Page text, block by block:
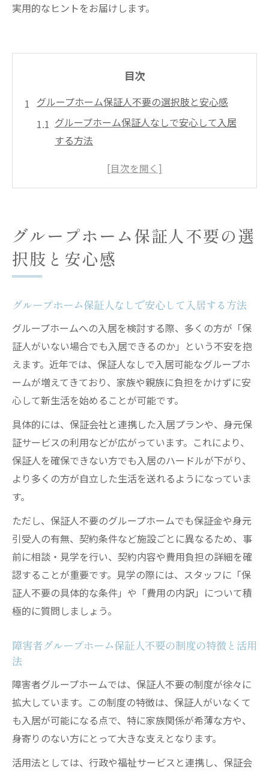
実用的なヒントをお届けします。
目次
グループホーム保証人不要の選択肢と安心感
グループホーム保証人なしで安心して入居
する方法
障害者グループホーム保証人不要の制度の
特徴と活用法
保証会社利用でグループホーム入居を実現
するコツ
身元保証や連帯保証人の負担を減らす工夫
グループホームの身元保証負担を減らす具
体的対策
連帯保証人負担軽減を目指すグループホー
ムの選び方
メリット
保証会社利用による身元保証の負担削減術
保証人不要グループホーム活用で家族の安
障害者グループホーム保証人に関するよく
ある質問
グループホーム保証で不安を解決するため
のポイント
精神障害者ホーム入居時保証人不要の実情
障害者グループホーム身元保証人の役割と
老人ホーム保証とグループホーム保証の違
いとは
保証会社と保証金の仕組みを知りリスク回避
グループホーム保証会社利用の流れと注意
点
グループホーム保証人不要の選
択肢と安心感
グループホーム保証人なしで安心して入居する方法
グループホームへの入居を検討する際、多くの方が「保
証人がいない場合でも入居できるのか」という不安を抱
えます。近年では、保証人なしで入居可能なグループホ
ームが増えてきており、家族や親族に負担をかけずに安
心して新生活を始めることが可能です。
具体的には、保証会社と連携した入居プランや、身元保
証サービスの利用などが広がっています。これにより、
保証人を確保できない方でも入居のハードルが下がり、
より多くの方が自立した生活を送れるようになっていま
す。
ただし、保証人不要のグループホームでも保証金や身元
引受人の有無、契約条件など施設ごとに異なるため、事
前に相談・見学を行い、契約内容や費用負担の詳細を確
認することが重要です。見学の際には、スタッフに「保
証人不要の具体的な条件」や「費用の内訳」について積
極的に質問しましょう。
障害者グループホーム保証人不要の制度の特徴と活用
法
障害者グループホームでは、保証人不要の制度が徐々に
拡大しています。この制度の特徴は、保証人がいなくて
も入居が可能になる点で、特に家族関係が希薄な方や、
身寄りのない方にとって大きな支えとなります。
活用法としては、行政や福祉サービスと連携し、保証会